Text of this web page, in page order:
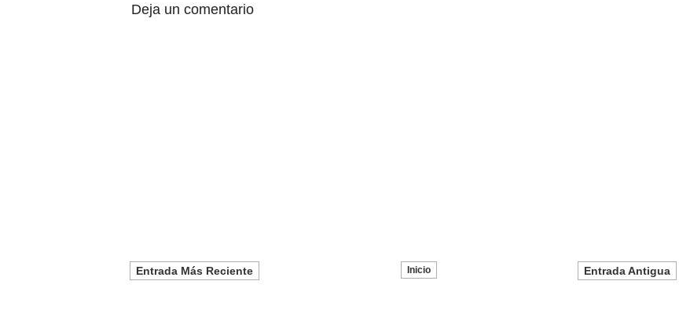
Deja un comentario
Entrada Más Reciente Entrada Antigua
Inicio